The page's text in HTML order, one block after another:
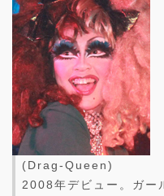
(Drag-Queen)
2008年デビュー。ガー